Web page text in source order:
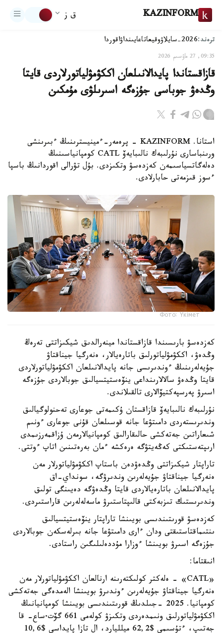
KAZINFORM ق ز
ترەند:2026-سايلاۋ وقيعاتاعايىنداۋاقوردا
09:35, 27 ماۋسىم 2026
قازاقستاندا پايدالانىلعان اككۋمۋلياتورلاردى قايتا
وڭدەۋ جوباسى جۇزەگە اسىرىلۋى مۇمكىن
استانا. KAZINFORM - پرەمەر-ءمينيسترىنىڭ ءبىرىنشى
ورىنباسارى نۇرلىبەك نالىبايەۆ CATL كومپانياسىنىڭ
دەلەگاتسياسىمەن كەزدەسۋ وتكىزدى. بۇل تۋرالى اقوردانىڭ باسپا
ءسوز قىزمەتى حابارلادى.
Фото: Үкімет
كەزدەسۋ بارىسىندا قازاقستاندا مينەرالدىق شيكىزاتتى تەرەڭ
وڭدەۋ، اككۋمۋلياتورلىق باتارەيالار، ەنەرگيا جيناقتاۋ
جۇيەلەرىنىڭ ءوندىرىسى جانە پايدالانىلعان اككۋمۋلياتورلاردى
قايتا وڭدەۋ سالالارىنداعى ينۆەستيتسيالىق جوبالاردى جۇزەگە
اسىرۋ پەرسپەكتيۆالارى تالقىلاندى.
نۇرلىبەك نالىبايەۆ قازاقستان ۇكىمەتى جوعارى تەحنولوگيالىق
وندىرىستەردى دامىتۋعا جانە قوسىلعان قۇنى جوعارى ءونىم
شىعاراتىن جەتەكشى حالىقارالىق كومپانيالارمەن ۇزاقمەرزىمدى
ارىپتەستىكتى كەڭەيتۋگە ەرەكشە ءمان بەرەتىنىن اتاپ ءوتتى.
تاراپتار شيكىزاتتى وڭدەۋدەن باستاپ اككۋمۋلياتورلار مەن
ەنەرگيا جيناقتاۋ جۇيەلەرىن وندىرۋگە، سونداي-اق
پايدالانىلعان باتارەيالاردى قايتا وڭدەۋگە دەيىنگى تولىق
وندىرىستىك تىزبەكتى قالىپتاستىرۋ ماسەلەلەرىن قاراستىردى.
كەزدەسۋ قورىتىندىسى بويىنشا تاراپتار ينۆەستيتسيالىق
ىنتىماقتاستىقتى ودان ءارى دامىتۋعا جانە بىرلەسكەن جوبالاردى
جۇزەگە اسىرۋ بويىنشا ءوزارا مۇددەلىلىگىن راستادى.
انىقتاما:
«CATL» - ەلەكتر كولىكتەرىنە ارنالعان اككۋمۋلياتورلار مەن
ەنەرگيا جيناقتاۋ جۇيەلەرىن ءوندىرۋ بويىنشا الەمدەگى جەتەكشى
كومپانيا. 2025 -جىلدىڭ قورىتىندىسى بويىنشا كومپانيانىڭ
اككۋمۋلياتورلىق ونىمدەردى وتكىزۋ كولەمى 661 گۆت·ساع- قا
جەتىپ، ءتۇسىمى $62,2 ميلليارد، ال تازا پايداسى $10,6